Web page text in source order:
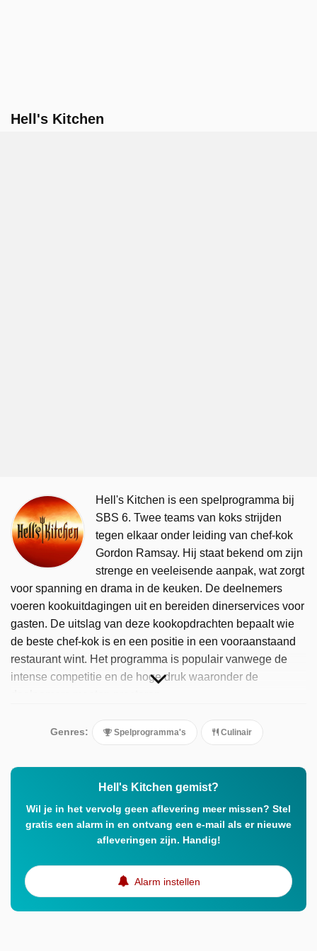
Hell's Kitchen
Hell's Kitchen is een spelprogramma bij
SBS 6. Twee teams van koks strijden
tegen elkaar onder leiding van chef-kok
Gordon Ramsay. Hij staat bekend om zijn
strenge en veeleisende aanpak, wat zorgt
voor spanning en drama in de keuken. De deelnemers
voeren kookuitdagingen uit en bereiden dinerservices voor
gasten. De uitslag van deze kookopdrachten bepaalt wie
de beste chef-kok is en een positie in een vooraanstaand
restaurant wint. Het programma is populair vanwege de
intense competitie en de hoge druk waaronder de
Genres: Spelprogramma's Culinair
Hell's Kitchen gemist?
Wil je in het vervolg geen aflevering meer missen? Stel
gratis een alarm in en ontvang een e-mail als er nieuwe
afleveringen zijn. Handig!
Alarm instellen